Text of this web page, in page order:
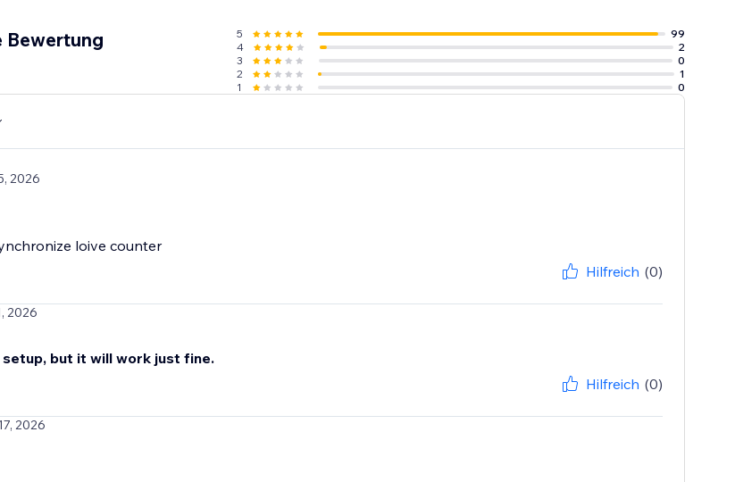
Bewertung 5
99
4
2
3
0
2
1
1
0
2026
loive counter
Hilfreich (0)
2026
but it will work just fine.
Hilfreich (0)
2026